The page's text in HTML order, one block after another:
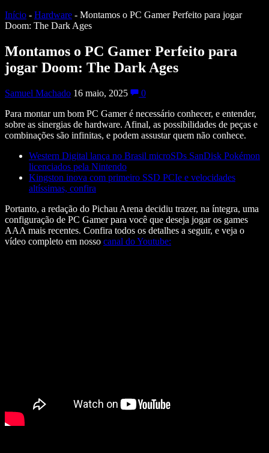
Início - Hardware - Montamos o PC Gamer Perfeito para jogar
Doom: The Dark Ages
Montamos o PC Gamer Perfeito para
jogar Doom: The Dark Ages
Samuel Machado 16 maio, 2025
0
Para montar um bom PC Gamer é necessário conhecer, e entender,
sobre as sinergias de hardware. Afinal, as possibilidades de peças e
combinações são infinitas, e podem assustar quem não conhece.
Western Digital lança no Brasil microSDs SanDisk Pokémon
licenciados pela Nintendo
Kingston inova com primeiro SSD PCIe e velocidades
altíssimas, confira
Portanto, a redação do Pichau Arena decidiu trazer, na íntegra, uma
configuração de PC Gamer para você que deseja jogar os games
AAA mais recentes. Confira todos os detalhes a seguir, e veja o
vídeo completo em nosso canal do Youtube: